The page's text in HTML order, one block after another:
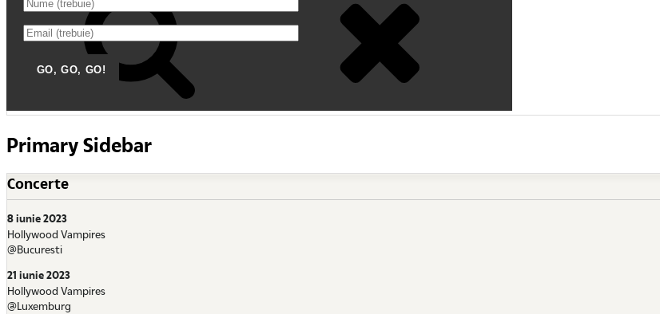
Primary Sidebar
Concerte
8 iunie 2023
Hollywood Vampires
@Bucuresti
21 iunie 2023
Hollywood Vampires
@Luxemburg